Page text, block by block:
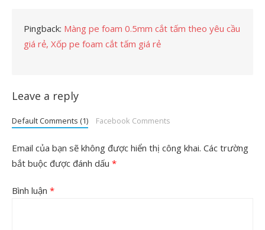
Pingback: Màng pe foam 0.5mm cắt tấm theo yêu cầu
giá rẻ, Xốp pe foam cắt tấm giá rẻ
Leave a reply
Default Comments (1) Facebook Comments
Email của bạn sẽ không được hiển thị công khai. Các trường
bắt buộc được đánh dấu *
Bình luận *